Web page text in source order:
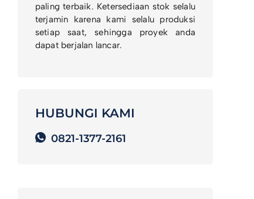
paling terbaik. Ketersediaan stok selalu
terjamin karena kami selalu produksi
setiap saat, sehingga proyek anda
dapat berjalan lancar.
HUBUNGI KAMI
0821-1377-2161